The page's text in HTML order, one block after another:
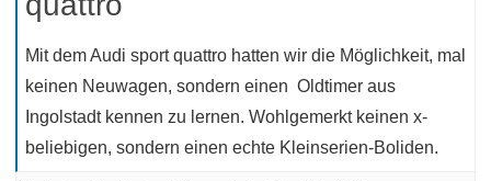
Mit dem Audi sport quattro hatten wir die Möglichkeit, mal
keinen Neuwagen, sondern einen Oldtimer aus
Ingolstadt kennen zu lernen. Wohlgemerkt keinen x-
beliebigen, sondern einen echte Kleinserien-Boliden.